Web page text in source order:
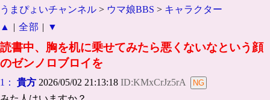
うまぴょいチャンネル > ウマ娘BBS > キャラクター
▲
| 全部 | ▼
読書中、胸を机に乗せてみたら悪くないなという顔
のゼンノロブロイを
1： 貴方 2026/05/02 21:13:18 ID:KMxCrJz5rA